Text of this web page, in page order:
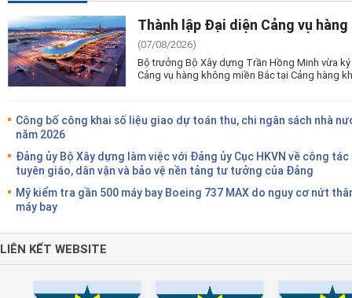
Thành lập Đại diện Cảng vụ
(07/08/2026)
Bộ trưởng Bộ Xây dựng Trần Hồng Minh vừa
Cảng vụ hàng không miền Bắc tại Cảng hàng
Công bố công khai số liệu giao dự toán thu, chi ngân sách nhà
năm 2026
Đảng ủy Bộ Xây dựng làm việc với Đảng ủy Cục HKVN về công tác
tuyên giáo, dân vận và bảo vệ nền tảng tư tưởng của Đảng
Mỹ kiểm tra gần 500 máy bay Boeing 737 MAX do nguy cơ nứt
máy bay
LIÊN KẾT WEBSITE